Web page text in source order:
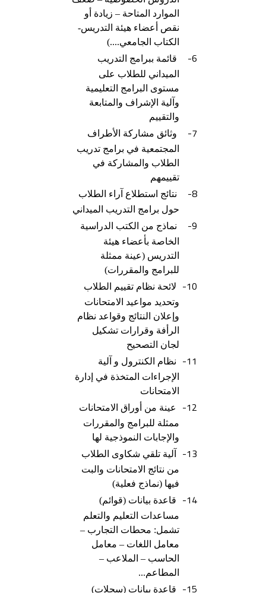
الموارد المتاحة – زيادة أو
نقص أعضاء هيئة التدريس-
الكتاب الجامعي....)
6-
قائمة ببرامج التدريب
الميداني للطلاب على
مستوى البرامج التعليمية
وآلية الإشراف والمتابعة
والتقييم
7-
وثائق مشاركة الأطراف
المجتمعية في برامج تدريب
الطلاب والمشاركة في
تقييمهم
8-
نتائج استطلاع آراء الطلاب
حول برامج التدريب الميداني
9-
نماذج من الكتب الدراسية
الخاصة بأعضاء هيئة
التدريس (عينة ممثلة
للبرامج والمقررات)
10-
لائحة نظام تقييم الطلاب
وتحديد مواعيد الامتحانات
وإعلان النتائج وقواعد نظام
الرأفة وقرارات تشكيل
لجان التصحيح
11-
نظام الكنترول و آلية
الإجراءات المتخذة في إدارة
الامتحانات
12-
عينة من أوراق الامتحانات
ممثلة للبرامج والمقررات
والإجابات النموذجية لها
13-
آلية تلقي شكاوى الطلاب
من نتائج الامتحانات والبت
فيها (نماذج فعلية)
14-
قاعدة بيانات (قوائم)
مساعدات التعليم والتعلم
تشمل: محطات التجارب –
معامل اللغات – معامل
الحاسب – الملاعب –
المطاعم...
15-
قاعدة بيانات (سجلات)